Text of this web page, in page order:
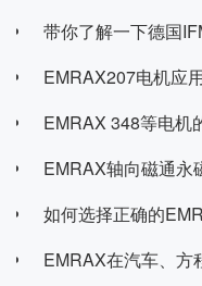
带你了解一下德国
EMRAX207电机应
EMRAX 348等电机
EMRAX轴向磁通永
如何选择正确的
EMRAX在汽车、方